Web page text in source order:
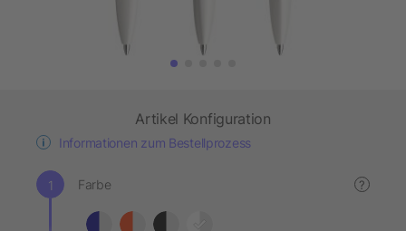
Artikel Konfiguration
Informationen zum Bestellprozess
Farbe ?